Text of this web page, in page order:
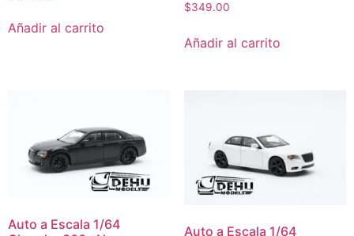
Añadir al carrito
$349.00
Añadir al carrito
Auto a Escala 1/64
Auto a Escala 1/64